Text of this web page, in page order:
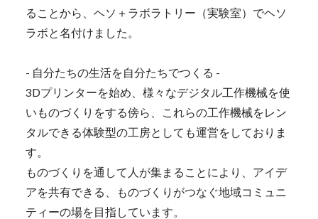
ることから、ヘソ＋ラボラトリー（実験室）でヘソ
ラボと名付けました。
- 自分たちの生活を自分たちでつくる -
3Dプリンターを始め、様々なデジタル工作機械を使
いものづくりをする傍ら、これらの工作機械をレン
タルできる体験型の工房としても運営をしておりま
す。
ものづくりを通して人が集まることにより、アイデ
アを共有できる、ものづくりがつなぐ地域コミュニ
ティーの場を目指しています。